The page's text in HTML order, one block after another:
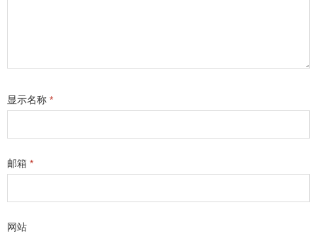
显示名称 *
邮箱 *
网站